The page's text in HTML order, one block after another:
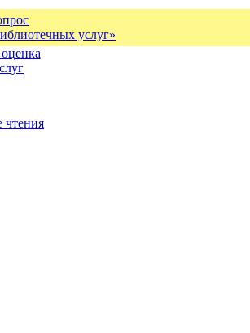
услуг»
чтения